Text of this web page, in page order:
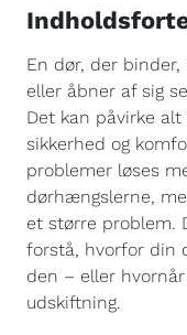
En dør, der
eller åbner af sig
Det kan påvirke
sikkerhed og
problemer løses
dørhængslerne,
et større problem.
forstå, hvorfor din
den – eller
udskiftning.